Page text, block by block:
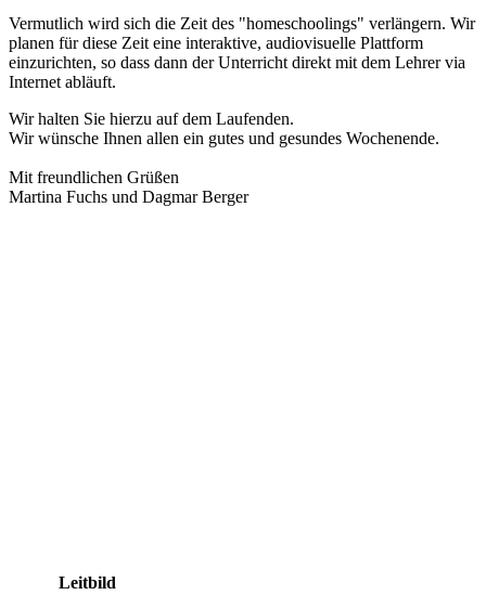
Vermutlich wird sich die Zeit des "homeschoolings" verlängern. Wir
planen für diese Zeit eine interaktive, audiovisuelle Plattform
einzurichten, so dass dann der Unterricht direkt mit dem Lehrer via
Internet abläuft.
Wir halten Sie hierzu auf dem Laufenden.
Wir wünsche Ihnen allen ein gutes und gesundes Wochenende.
Mit freundlichen Grüßen
Martina Fuchs und Dagmar Berger
Leitbild